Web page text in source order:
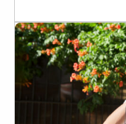
Leer
meer
over
Helft